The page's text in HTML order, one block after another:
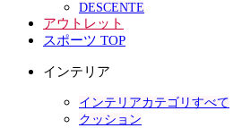
DESCENTE
アウトレット
スポーツ TOP
インテリア
インテリアカテゴリすべて
クッション